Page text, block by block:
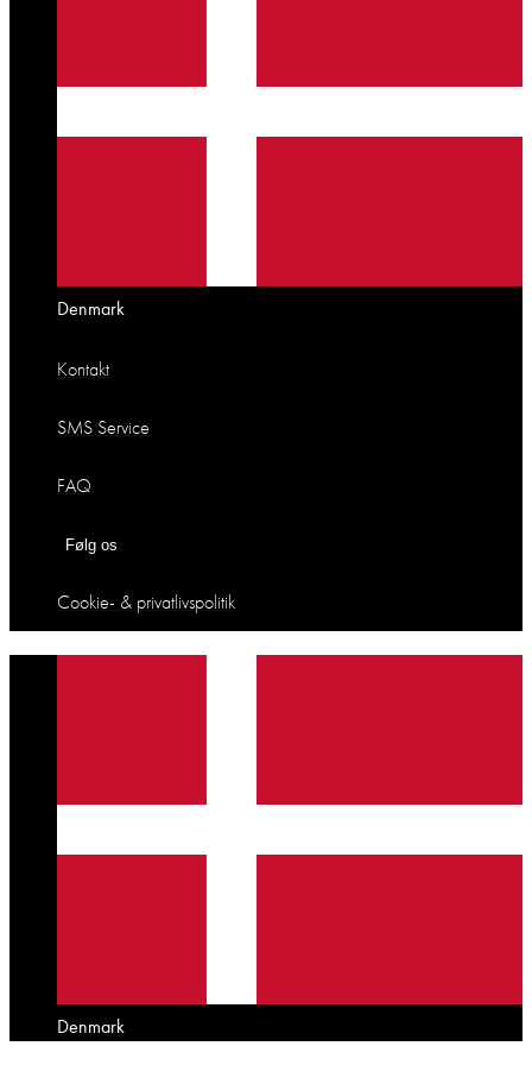
Denmark
Kontakt
SMS Service
FAQ
Følg os
Cookie- & privatlivspolitik
Denmark